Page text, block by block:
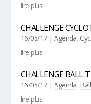
lire plus
CHALLENGE
16/05/17|Agenda,
lire plus
CHALLENGE BALL
16/05/17|Agenda,
lire plus